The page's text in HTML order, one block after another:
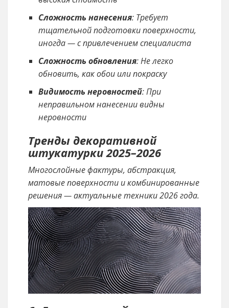
Сложность нанесения: Требует
тщательной подготовки поверхности,
иногда — с привлечением специалиста
Сложность обновления: Не легко
обновить, как обои или покраску
Видимость неровностей: При
неправильном нанесении видны
неровности
Тренды декоративной
штукатурки 2025–2026
Многослойные фактуры, абстракция,
матовые поверхности и комбинированные
решения — актуальные техники 2026 года.